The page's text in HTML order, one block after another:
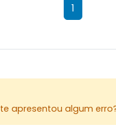
1
apresentou algum